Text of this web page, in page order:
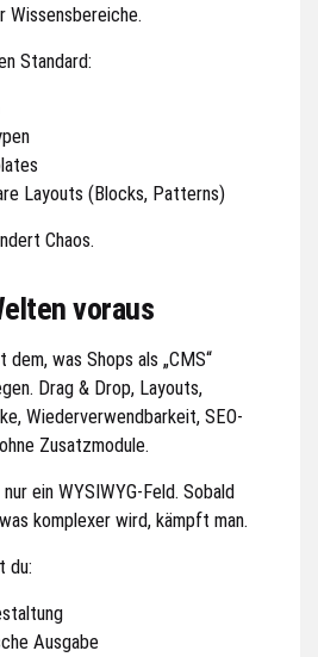
Wissensbereiche.
Standard:
Layouts (Blocks, Patterns)
Chaos.
voraus
was Shops als „CMS“
Drag & Drop, Layouts,
Wiederverwendbarkeit, SEO-
Zusatzmodule.
ein WYSIWYG-Feld. Sobald
komplexer wird, kämpft man.
du:
Ausgabe